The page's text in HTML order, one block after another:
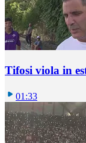
Tifosi viola in
01:33